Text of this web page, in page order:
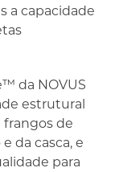
a capacidade
da NOVUS
estrutural
frangos de
da casca, e
para